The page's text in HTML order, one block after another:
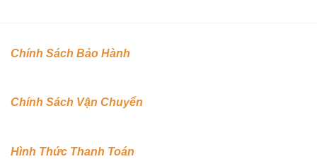
Chính Sách Bảo Hành
Chính Sách Vận Chuyển
Hình Thức Thanh Toán